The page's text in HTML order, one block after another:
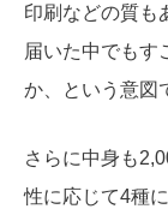
印刷などの質も
届いた中でもす
か、という意図
さらに中身も
性に応じて4種